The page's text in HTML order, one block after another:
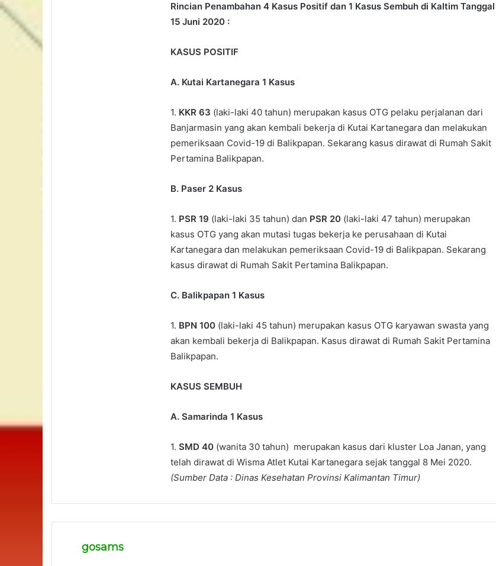
Rincian Penambahan 4 Kasus Positif dan 1 Kasus Sembuh di Kaltim Tanggal
15 Juni 2020 :
KASUS POSITIF
A. Kutai Kartanegara 1 Kasus
1. KKR 63 (laki-laki 40 tahun) merupakan kasus OTG pelaku perjalanan dari
Banjarmasin yang akan kembali bekerja di Kutai Kartanegara dan melakukan
pemeriksaan Covid-19 di Balikpapan. Sekarang kasus dirawat di Rumah Sakit
Pertamina Balikpapan.
B. Paser 2 Kasus
1. PSR 19 (laki-laki 35 tahun) dan PSR 20 (laki-laki 47 tahun) merupakan
kasus OTG yang akan mutasi tugas bekerja ke perusahaan di Kutai
Kartanegara dan melakukan pemeriksaan Covid-19 di Balikpapan. Sekarang
kasus dirawat di Rumah Sakit Pertamina Balikpapan.
C. Balikpapan 1 Kasus
1. BPN 100 (laki-laki 45 tahun) merupakan kasus OTG karyawan swasta yang
akan kembali bekerja di Balikpapan. Kasus dirawat di Rumah Sakit Pertamina
Balikpapan.
KASUS SEMBUH
A. Samarinda 1 Kasus
1. SMD 40 (wanita 30 tahun) merupakan kasus dari kluster Loa Janan, yang
telah dirawat di Wisma Atlet Kutai Kartanegara sejak tanggal 8 Mei 2020.
(Sumber Data : Dinas Kesehatan Provinsi Kalimantan Timur)
gosams